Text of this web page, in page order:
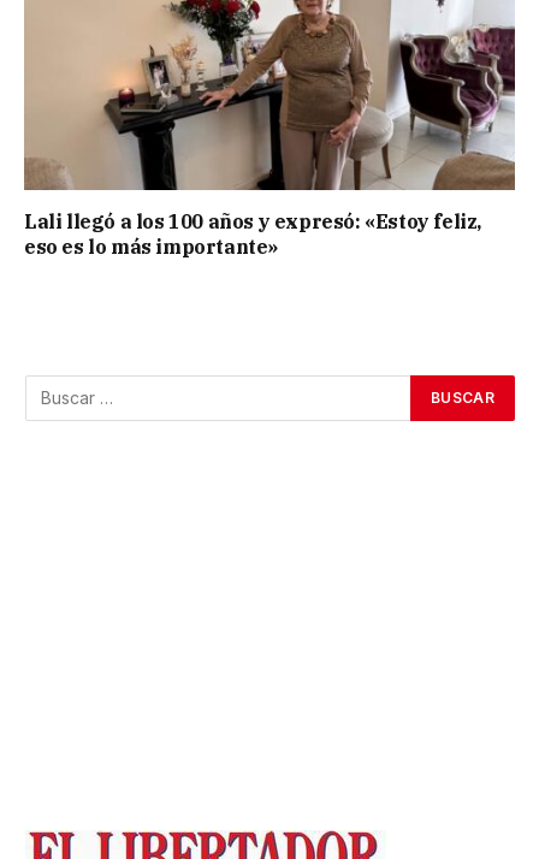
Lali llegó a los 100 años y expresó: «Estoy feliz,
eso es lo más importante»